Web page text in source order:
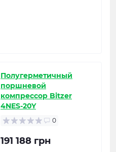
Полугерметичный
поршневой
компрессор Bitzer
4NES-20Y
0
191 188 грн